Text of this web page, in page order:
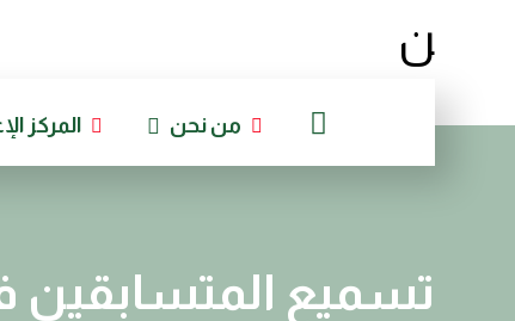
من نحن المركز
تسميع المتسابقين